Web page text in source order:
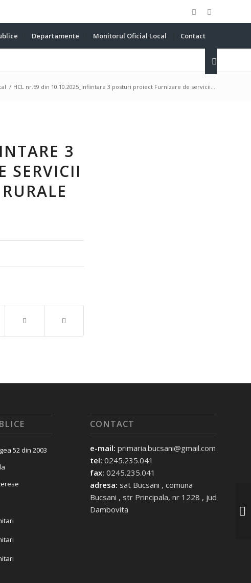
Departamente Monitorul Oficial Local Contact
/ HCL nr.59 din 10.10.2025_infiintare 3 posturi proiect Furnizare de servicii...
3
SERVICII
52 din 2003
CONTACT
e-mail: primaria.bucsani@gmail.com
tel: 0245.235.041
fax: 0245.235.041
adresa: sat Bucsani , comuna
Bucsani , str Principala, nr 1228 , jud
Dambovita